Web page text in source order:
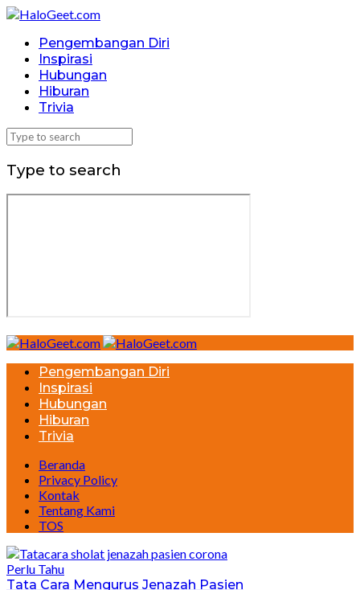
Pengembangan Diri
Inspirasi
Hubungan
Hiburan
Trivia
Type to search
Pengembangan Diri
Inspirasi
Hubungan
Hiburan
Trivia
Beranda
Privacy Policy
Kontak
Tentang Kami
TOS
Perlu Tahu
Tata Cara Mengurus Jenazah Pasien